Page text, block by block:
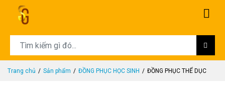
Trang chủ Sản phẩm ĐỒNG PHỤC HỌC SINH ĐỒNG PHỤC THỂ DỤC